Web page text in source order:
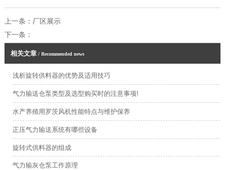
上一条： 厂区展示
下一条：
相关文章/ Recommended news
浅析旋转供料器的优势及适用技巧
气力输送仓泵类型及选型购买时的注意事项!
水产养殖用罗茨风机性能特点与维护保养
正压气力输送系统有哪些设备
旋转式供料器的组成
气力输灰仓泵工作原理